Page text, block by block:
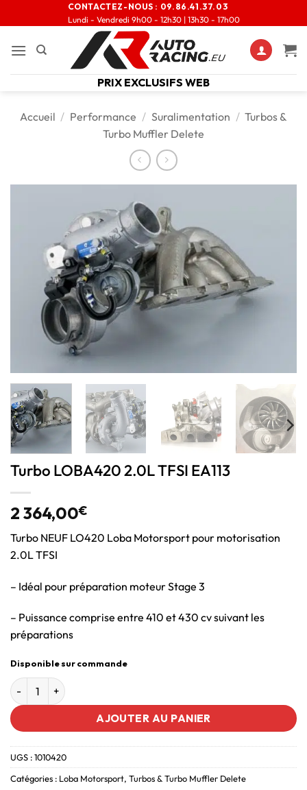
CONTACTEZ-NOUS : 09.86.41.37.03
Lundi - Vendredi 9h00 - 12h30 | 13h30 - 17h00
PRIX EXCLUSIFS WEB
Accueil / Performance / Suralimentation / Turbos &
Turbo Muffler Delete
Turbo LOBA420 2.0L TFSI EA113
2 364,00€
Turbo NEUF LO420 Loba Motorsport pour motorisation
2.0L TFSI
– Idéal pour préparation moteur Stage 3
– Puissance comprise entre 410 et 430 cv suivant les
préparations
Disponible sur commande
AJOUTER AU PANIER
UGS :1010420
Catégories : Loba Motorsport, Turbos & Turbo Muffler Delete